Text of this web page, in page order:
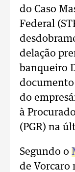
do Caso
Federal
delação
banqueiro
do
à
(PGR) na
Segundo o
de Vorcaro